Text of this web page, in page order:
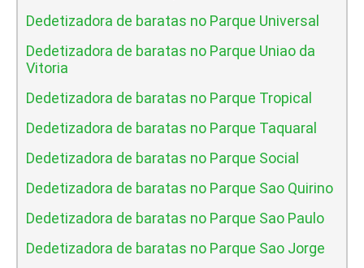
Dedetizadora de baratas no Parque Universal
Dedetizadora de baratas no Parque Uniao da
Vitoria
Dedetizadora de baratas no Parque Tropical
Dedetizadora de baratas no Parque Taquaral
Dedetizadora de baratas no Parque Social
Dedetizadora de baratas no Parque Sao Quirino
Dedetizadora de baratas no Parque Sao Paulo
Dedetizadora de baratas no Parque Sao Jorge